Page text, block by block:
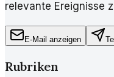
relevante Ereignisse
E-Mail anzeigen
Rubriken